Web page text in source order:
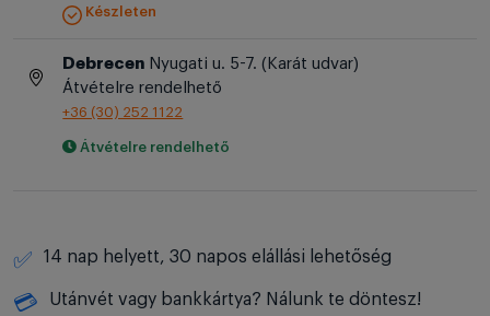
Készleten
Debrecen Nyugati u. 5-7. (Karát udvar)
Átvételre rendelhető
+36 (30) 252 1122
Átvételre rendelhető
✅ 14 nap helyett, 30 napos elállási lehetőség
💳 Utánvét vagy bankkártya? Nálunk te döntesz!